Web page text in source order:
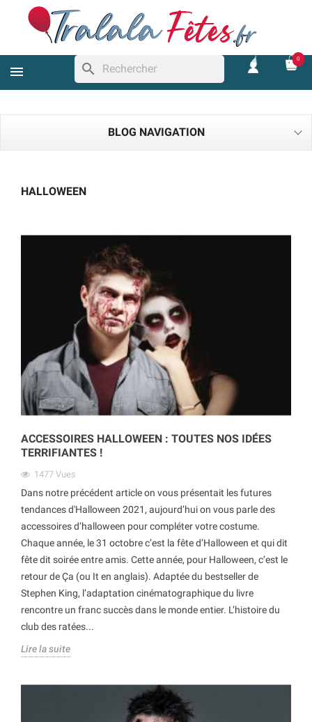
search
0
BLOG NAVIGATION
HALLOWEEN
ACCESSOIRES HALLOWEEN : TOUTES NOS IDÉES
TERRIFIANTES !
1477 Vues
Dans notre précédent article on vous présentait les futures
tendances d'Halloween 2021, aujourd’hui on vous parle des
accessoires d’halloween pour compléter votre costume.
Chaque année, le 31 octobre c’est la fête d’Halloween et qui dit
fête dit soirée entre amis. Cette année, pour Halloween, c’est le
retour de Ça (ou It en anglais). Adaptée du bestseller de
Stephen King, l’adaptation cinématographique du livre
rencontre un franc succès dans le monde entier. L’histoire du
club des ratées...
Lire la suite